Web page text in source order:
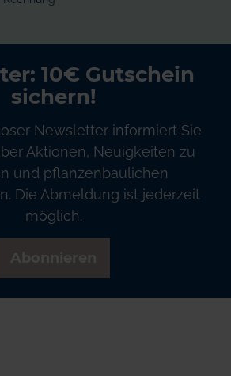
10€ Gutschein
sichern!
Newsletter informiert Sie
Aktionen, Neuigkeiten zu
und pflanzenbaulichen
Die Abmeldung ist jederzeit
möglich.